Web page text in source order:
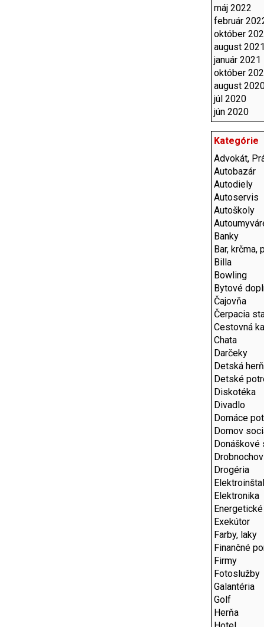
máj 2022
február
október
august
január 2021
október
august
júl 2020
jún 2020
Kategórie
Advokát,
Autobazár
Autodiely
Autoservis
Autoškoly
Banky
Bar, krčma,
Billa
Bowling
Bytové
Čajovňa
Čerpacia
Cestovná
Chata
Darčeky
Detská
Detské
Diskotéka
Divadlo
Domáce
Domov
Donáškové
Drobnochov
Drogéria
Elektronika
Exekútor
Farby, laky
Finančné
Firmy
Fotoslužby
Galantéria
Golf
Herňa